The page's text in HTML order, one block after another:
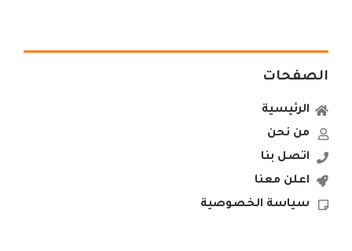
الصفحات
الرئيسية
من نحن
اتصل بنا
اعلن معنا
سياسة الخصوصية